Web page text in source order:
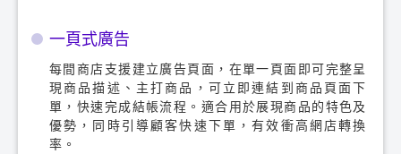
一頁式廣告
每間商店支援建立廣告頁面，在單一頁面即可完整呈
現商品描述、主打商品，可立即連結到商品頁面下
單，快速完成結帳流程。適合用於展現商品的特色及
優勢，同時引導顧客快速下單，有效衝高網店轉換
率。